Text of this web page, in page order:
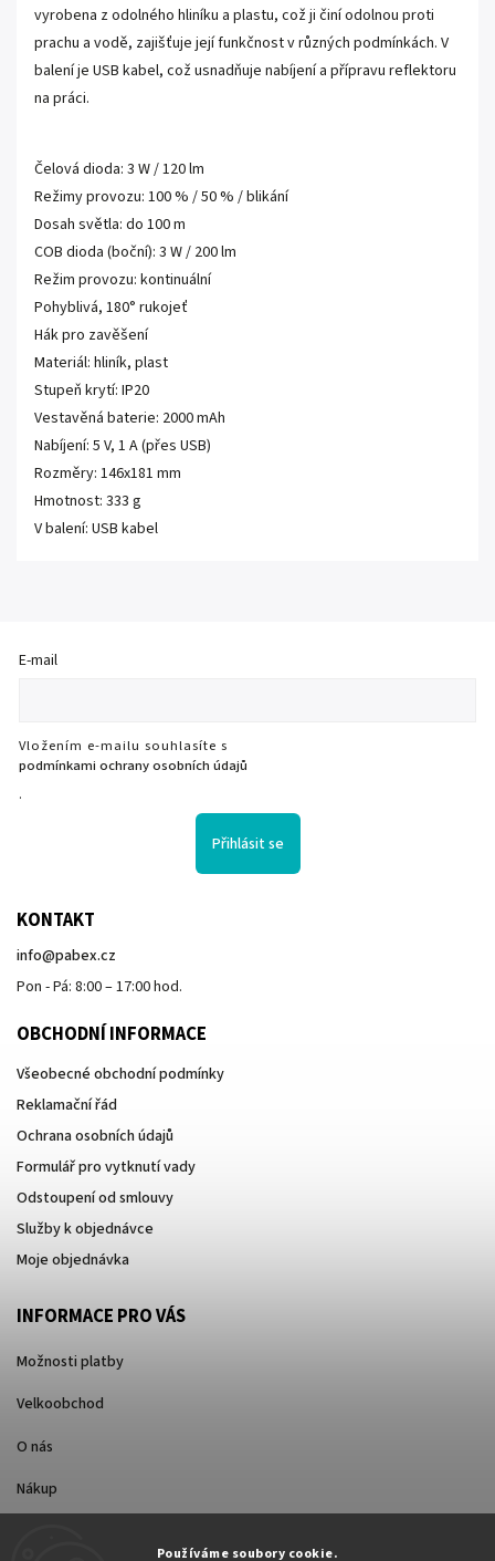
Používáme soubory cookie.
vyrobena z odolného hliníku a plastu, což ji činí odolnou proti
prachu a vodě, zajišťuje její funkčnost v různých podmínkách. V
balení je USB kabel, což usnadňuje nabíjení a přípravu reflektoru
na práci.
Čelová dioda: 3 W / 120 lm
Režimy provozu: 100 % / 50 % / blikání
Dosah světla: do 100 m
COB dioda (boční): 3 W / 200 lm
Režim provozu: kontinuální
Pohyblivá, 180° rukojeť
Hák pro zavěšení
Materiál: hliník, plast
Stupeň krytí: IP20
Vestavěná baterie: 2000 mAh
Nabíjení: 5 V, 1 A (přes USB)
Rozměry: 146x181 mm
Hmotnost: 333 g
V balení: USB kabel
E-mail
Vložením e-mailu souhlasíte s
podmínkami ochrany osobních údajů
.
Přihlásit se
KONTAKT
info@pabex.cz
Pon - Pá: 8:00 – 17:00 hod.
OBCHODNÍ INFORMACE
Všeobecné obchodní podmínky
Reklamační řád
Ochrana osobních údajů
Formulář pro vytknutí vady
Odstoupení od smlouvy
Služby k objednávce
Moje objednávka
INFORMACE PRO VÁS
Možnosti platby
Velkoobchod
O nás
Nákup